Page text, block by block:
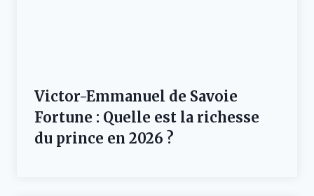
Victor-Emmanuel de Savoie
Fortune : Quelle est la richesse
du prince en 2026 ?